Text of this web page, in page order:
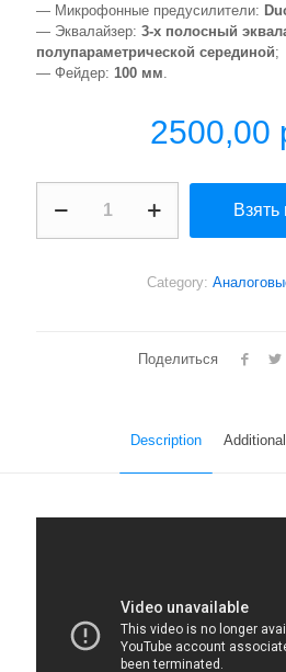
— Микрофонные предусилители:
— Эквалайзер: 3-х полосный
полупараметрической серединой;
— Фейдер: 100 мм.
2500,00
микшерный
пульт
Взять
Category:
Поделиться
Description